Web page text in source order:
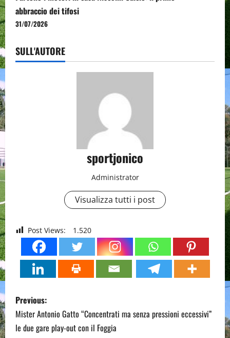
abbraccio dei tifosi
31/07/2026
SULL'AUTORE
sportjonico
Administrator
Visualizza tutti i post
Post Views: 1.520
P
o
Previous:
Mister Antonio Gatto “Concentrati ma senza pressioni eccessivi”
le due gare play-out con il Foggia